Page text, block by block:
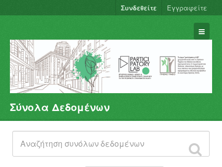
Συνδεθείτε Εγγραφείτε
Σύνολα Δεδομένων
Φορείς
Ομάδες
Σχετικά
Σύνολα Δεδομένων